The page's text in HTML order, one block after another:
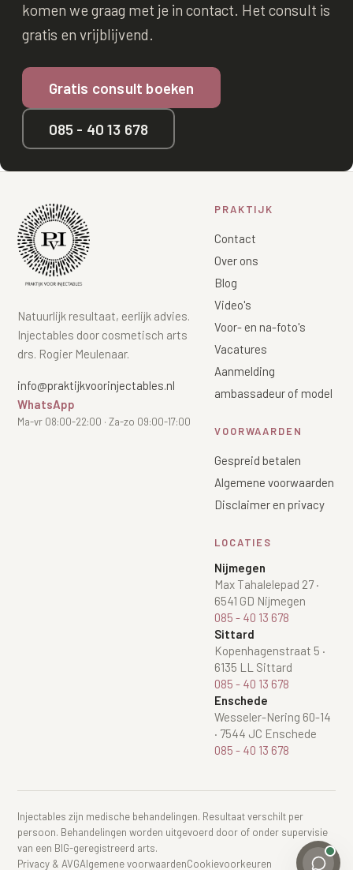
komen we graag met je in contact. Het consult is
gratis en vrijblijvend.
Gratis consult boeken
085 - 40 13 678
Natuurlijk resultaat, eerlijk advies.
Injectables door cosmetisch arts
drs. Rogier Meulenaar.
info@praktijkvoorinjectables.nl
WhatsApp
Ma-vr 08:00-22:00 · Za-zo 09:00-17:00
PRAKTIJK
Contact
Over ons
Blog
Video's
Voor- en na-foto's
Vacatures
Aanmelding
ambassadeur of model
VOORWAARDEN
Gespreid betalen
Algemene voorwaarden
Disclaimer en privacy
LOCATIES
Nijmegen
Max Tahalelepad 27·
6541 GD Nijmegen
085 - 40 13 678
Sittard
Kopenhagenstraat 5 ·
6135 LL Sittard
085 - 40 13 678
Enschede
Wesseler-Nering 60-14
· 7544 JC Enschede
085 - 40 13 678
Injectables zijn medische behandelingen. Resultaat verschilt per
persoon. Behandelingen worden uitgevoerd door of onder supervisie
van een BIG-geregistreerd arts.
Privacy & AVGAlgemene voorwaardenCookievoorkeuren